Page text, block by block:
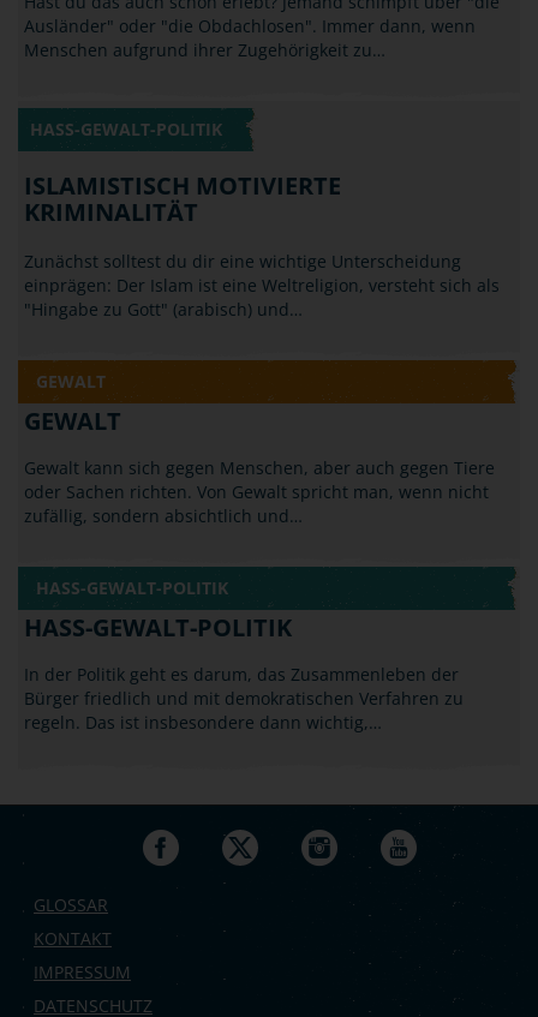
Menschen aufgrund ihrer Zugehörigkeit zu…
HASS-GEWALT-POLITIK
ISLAMISTISCH MOTIVIERTE
KRIMINALITÄT
einprägen: Der Islam ist eine Weltreligion, versteht sich als
"Hingabe zu Gott" (arabisch) und…
GEWALT
GEWALT
oder Sachen richten. Von Gewalt spricht man, wenn nicht
zufällig, sondern absichtlich und…
HASS-GEWALT-POLITIK
HASS-GEWALT-POLITIK
Bürger friedlich und mit demokratischen Verfahren zu
regeln. Das ist insbesondere dann wichtig,…
KONTAKT
IMPRESSUM
DATENSCHUTZ